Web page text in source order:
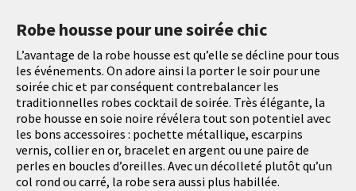
Robe housse pour une soirée chic
L’avantage de la robe housse est qu’elle se décline pour tous
les événements. On adore ainsi la porter le soir pour une
soirée chic et par conséquent contrebalancer les
traditionnelles robes cocktail de soirée. Très élégante, la
robe housse en soie noire révélera tout son potentiel avec
les bons accessoires : pochette métallique, escarpins
vernis, collier en or, bracelet en argent ou une paire de
perles en boucles d’oreilles. Avec un décolleté plutôt qu’un
col rond ou carré, la robe sera aussi plus habillée.